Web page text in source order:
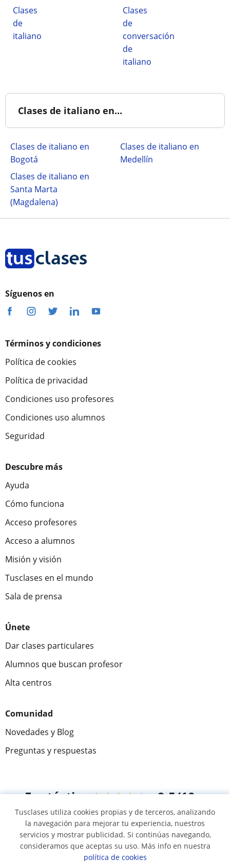
Clases
de
italiano
Clases
de
conversación
de
italiano
Clases de italiano en...
Clases de italiano en
Bogotá
Clases de italiano en
Medellín
Clases de italiano en
Santa Marta
(Magdalena)
Síguenos en
Términos y condiciones
Política de cookies
Política de privacidad
Condiciones uso profesores
Condiciones uso alumnos
Seguridad
Descubre más
Ayuda
Cómo funciona
Acceso profesores
Acceso a alumnos
Misión y visión
Tusclases en el mundo
Sala de prensa
Únete
Dar clases particulares
Alumnos que buscan profesor
Alta centros
Comunidad
Novedades y Blog
Preguntas y respuestas
Fantástica★★★★★ 9,5/10
305826 opiniones de alumnos
© 2007 - 2026 Tusclases.co
Tusclases utiliza cookies propias y de terceros, analizando
la navegación para mejorar tu experiencia, nuestros
servicios y mostrar publicidad. Si continúas navegando,
consideramos que aceptas su uso. Más info en nuestra
política de cookies